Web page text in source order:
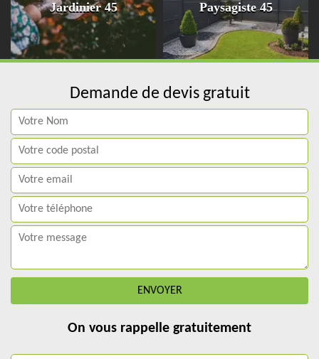
Jardinier 45 Paysagiste 45
Demande de devis gratuit
On vous rappelle gratuitement